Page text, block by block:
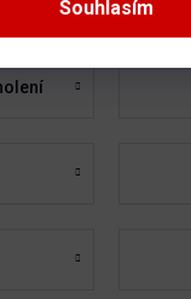
Souhlasím